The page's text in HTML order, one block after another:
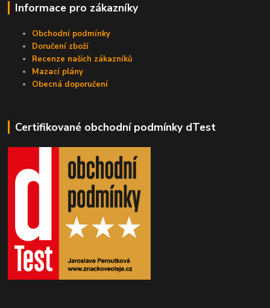
Informace pro zákazníky
Obchodní podmínky
Doručení zboží
Recenze našich zákazníků
Mazací plány
Obecná doporučení
Certifikované obchodní podmínky dTest